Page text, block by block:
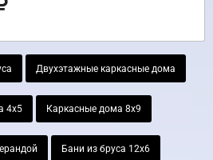
Двухэтажные каркасные дома
4х5 Каркасные дома 8х9
Бани из бруса 12х6